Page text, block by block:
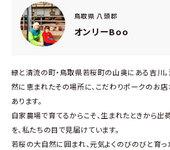
鳥取県 八頭郡
オンリーBoo
緑と清流の町・鳥取県若桜町の山奥にある吉川
然に恵まれたその場所に、こだわりポークのお
あります。
自家農場で育てるからこそ、生まれたときから出
を、私たちの目で見届けています。
若桜の大自然に囲まれ、元気よくのびのびと育